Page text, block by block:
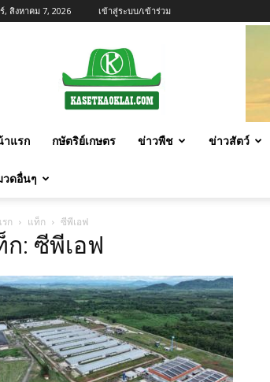
, สิงหาคม 7, 2026 เข้าสู่ระบบ/เข้าร่วม
าแรก กษัตริย์เกษตร ข่าวพืช ข่าวสัตว์
ดอื่นๆ
ก แท็ก ซีพีเอฟ
ก: ซีพีเอฟ